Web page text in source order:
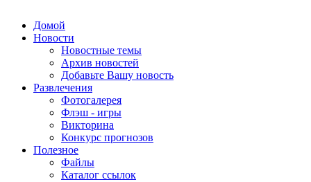
Домой
Новости
Новостные темы
Архив новостей
Добавьте Вашу новость
Развлечения
Фотогалерея
Флэш - игры
Викторина
Конкурс прогнозов
Полезное
Файлы
Каталог ссылок